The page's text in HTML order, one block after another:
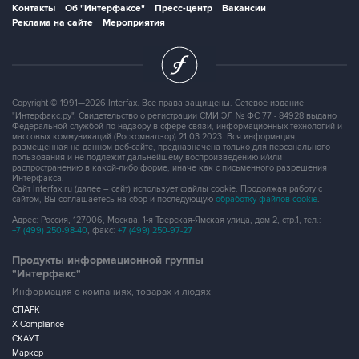
Контакты Об "Интерфаксе" Пресс-центр
Вакансии
Реклама на сайте
Мероприятия
Copyright © 1991—2026 Interfax. Все права защищены. Сетевое издание
"Интерфакс.ру". Свидетельство о регистрации СМИ ЭЛ № ФС 77 - 84928 выдано
Федеральной службой по надзору в сфере связи, информационных технологий и
массовых коммуникаций (Роскомнадзор) 21.03.2023. Вся информация,
размещенная на данном веб-сайте, предназначена только для персонального
пользования и не подлежит дальнейшему воспроизведению и/или
распространению в какой-либо форме, иначе как с письменного разрешения
Интерфакса.
Сайт Interfax.ru (далее – сайт) использует файлы cookie. Продолжая работу с
сайтом, Вы соглашаетесь на сбор и последующую обработку файлов cookie.
Адрес: Россия, 127006, Москва, 1-я Тверская-Ямская улица, дом 2, стр.1, тел.:
+7 (499) 250-98-40, факс: +7 (499) 250-97-27
Продукты информационной группы
"Интерфакс"
Информация о компаниях, товарах и людях
СПАРК
X-Compliance
СКАУТ
Маркер